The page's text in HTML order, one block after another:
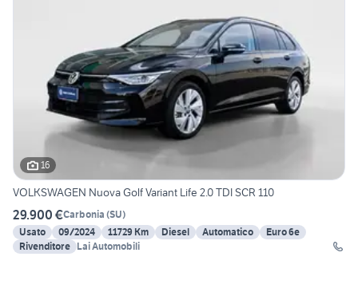
16
VOLKSWAGEN Nuova Golf Variant Life 2.0 TDI SCR 110
29.900 €Carbonia (SU)
Usato
09/2024 11729 Km Diesel Automatico
Euro 6e
Rivenditore Lai Automobili